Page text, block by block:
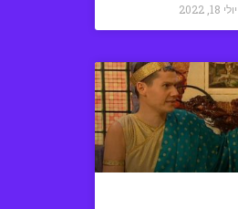
יולי 18, 2022